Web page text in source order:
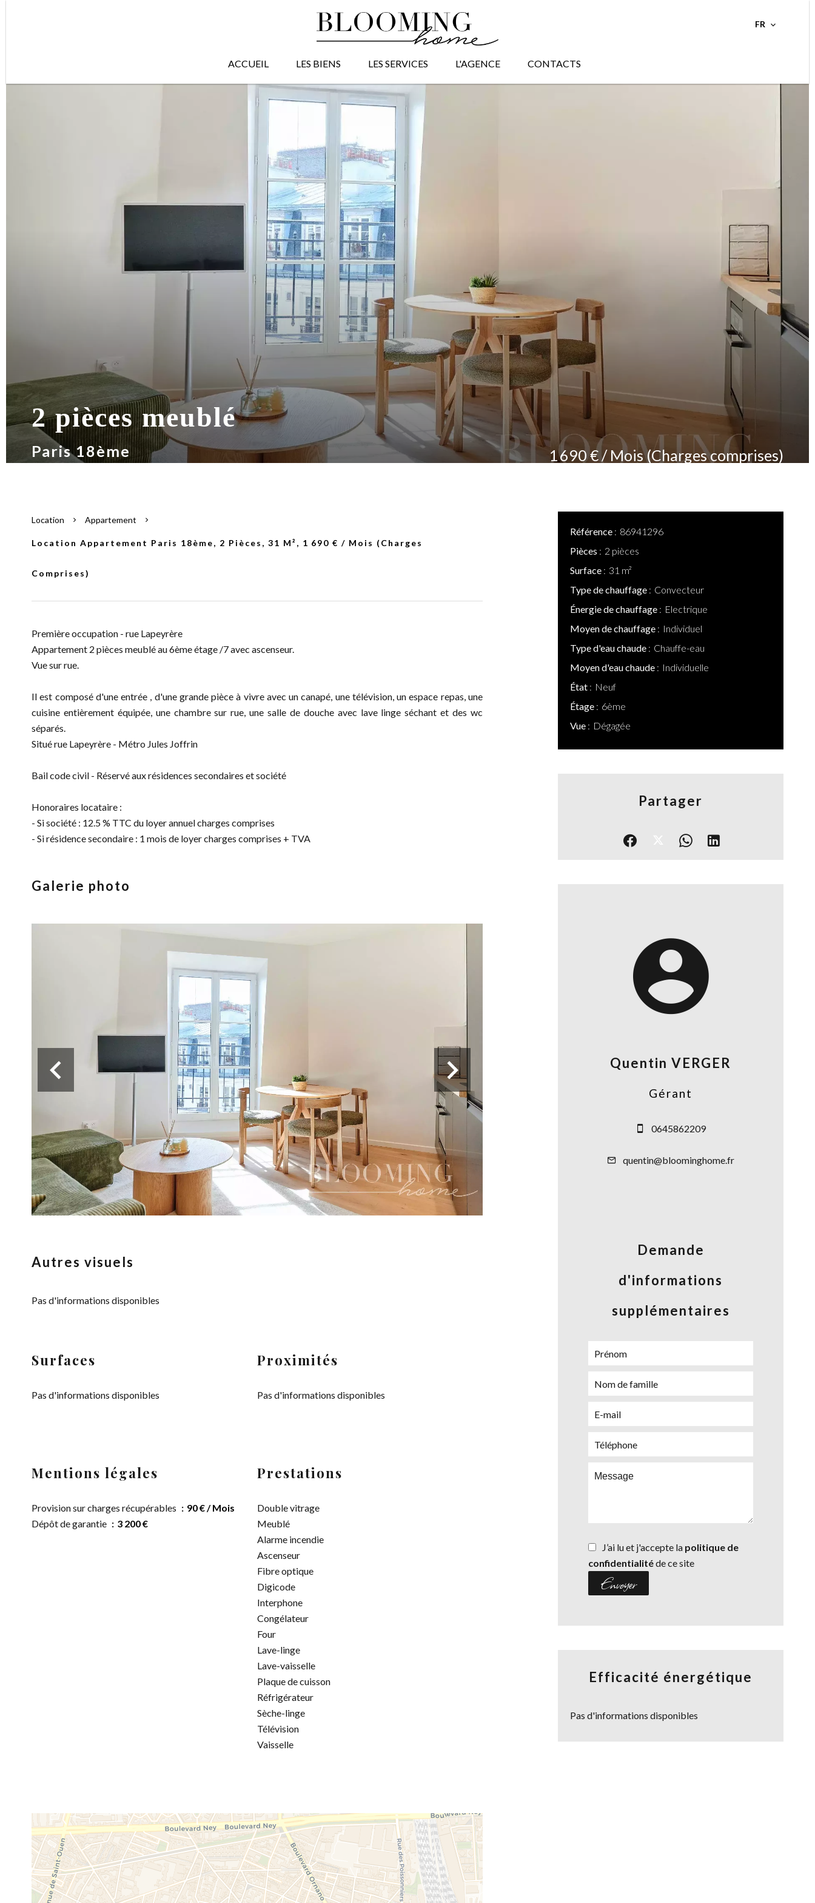
FR
ACCUEIL LES BIENS LES SERVICES L'AGENCE CONTACTS
2 pièces meublé
Paris 18ème 1 690 € / Mois (Charges comprises)
Location Appartement
Location Appartement Paris 18ème, 2 Pièces, 31 M², 1 690 € / Mois (Charges
Comprises)
Première occupation - rue Lapeyrère
Appartement 2 pièces meublé au 6ème étage /7 avec ascenseur.
Vue sur rue.
Il est composé d'une entrée , d'une grande pièce à vivre avec un canapé, une télévision, un espace repas, une
cuisine entièrement équipée, une chambre sur rue, une salle de douche avec lave linge séchant et des wc
séparés.
Situé rue Lapeyrère - Métro Jules Joffrin
Bail code civil - Réservé aux résidences secondaires et société
Honoraires locataire :
- Si société : 12.5 % TTC du loyer annuel charges comprises
- Si résidence secondaire : 1 mois de loyer charges comprises + TVA
Galerie photo
Autres visuels
Pas d'informations disponibles
Surfaces
Pas d'informations disponibles
Proximités
Pas d'informations disponibles
Mentions légales
Provision sur charges récupérables
90 € / Mois
Dépôt de garantie
3 200 €
Prestations
Double vitrage
Meublé
Alarme incendie
Ascenseur
Fibre optique
Digicode
Interphone
Congélateur
Four
Lave-linge
Lave-vaisselle
Plaque de cuisson
Réfrigérateur
Sèche-linge
Télévision
Vaisselle
Référence
86941296
Pièces
2 pièces
Surface
31 m²
Type de chauffage
Convecteur
Énergie de chauffage
Electrique
Moyen de chauffage
Individuel
Type d'eau chaude
Chauffe-eau
Moyen d'eau chaude
Individuelle
État
Neuf
Étage
6ème
Vue
Dégagée
Partager
Quentin VERGER
Gérant
0645862209
quentin@bloominghome.fr
Demande
d'informations
supplémentaires
J’ai lu et j'accepte la politique de
confidentialitéde ce site
Envoyer
Efficacité énergétique
Pas d'informations disponibles